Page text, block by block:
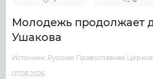
Молодежь продолжает
Ушакова
Источник: Русская Православная
07.08.2026